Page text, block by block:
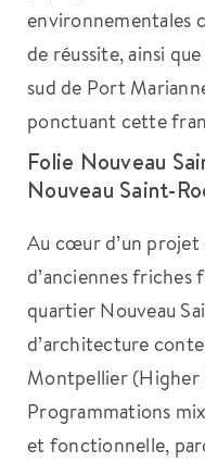
environnementales
de réussite, ainsi
sud de Port
ponctuant cette
Folie Nouveau
Nouveau Saint-
Au cœur d’un
d’anciennes
quartier Nouveau
d’architecture
Montpellier (Higher
Programmations
et fonctionnelle,